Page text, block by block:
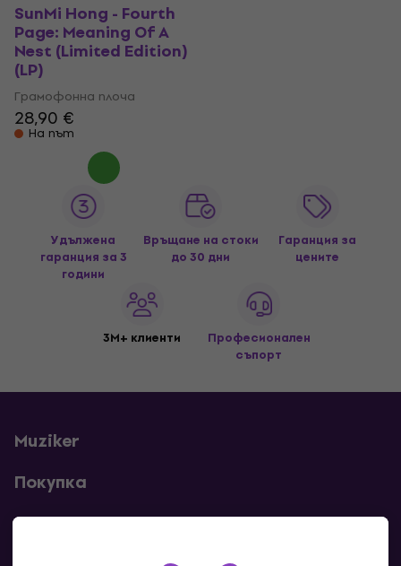
SunMi Hong - Fourth
Page: Meaning Of A
Nest (Limited Edition)
(LP)
Грамофонна плоча
28,90 €
На път
Удължена
гаранция за 3
години
Връщане на стоки
до 30 дни
Гаранция за
цените
3M+ клиенти
Професионален
съпорт
Muziker
Покупка
Полезни линкове